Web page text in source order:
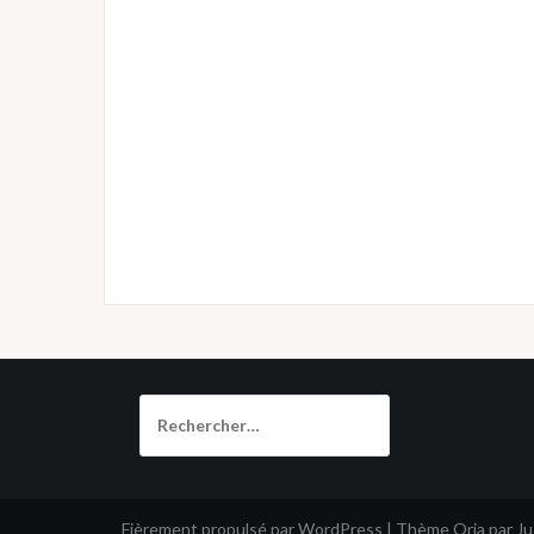
Fièrement propulsé par WordPress | Thème Oria par